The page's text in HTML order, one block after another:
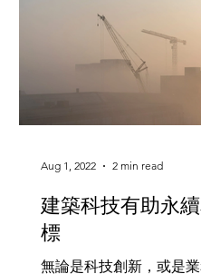
建築科技有助永續
標
無論是科技創新，或是業
Aug 1, 2022 2 min read